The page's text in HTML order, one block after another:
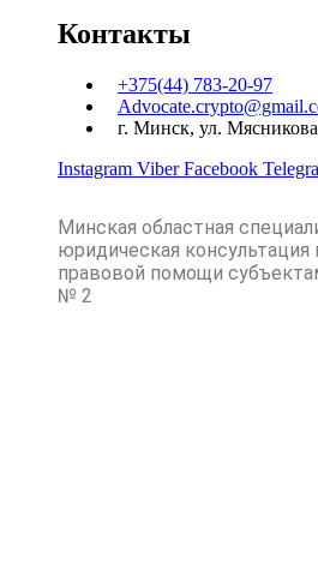
Контакты
+375(44) 783-20-97
г. Минск, ул.
Instagram Viber Facebook
Минская областная
юридическая консультация
правовой помощи
№ 2